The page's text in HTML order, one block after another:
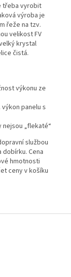
třeba vyrobit
výroba je
řeže na tzv.
velikost FV
krystal
čistá.
výkonu ze
panelu s
nejsou „flekaté“
službou
Cena
hmotnosti
ceny v košíku